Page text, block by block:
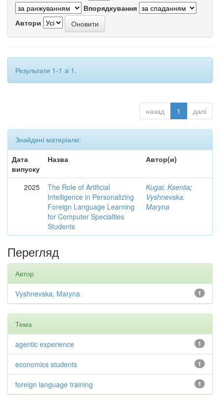
Впорядкування
Автори
Результати 1-1 зі 1.
назад 1 далі
Знайдені матеріали:
Дата
випуску
Назва Автор(и)
2025
The Role of Artificial
Intelligence in Personalizing
Foreign Language Learning
for Computer Specialties
Students
Kugai, Kseniia;
Vyshnevska,
Maryna
Перегляд
Автор
1
Vyshnevska, Maryna
Тема
1
agentic experience
1
economics students
1
foreign language training